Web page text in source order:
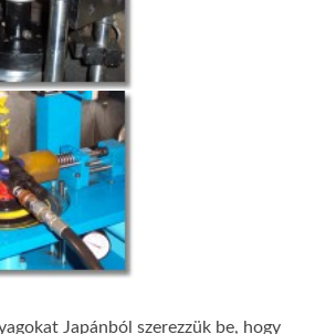
Japánból szerezzük be, hogy